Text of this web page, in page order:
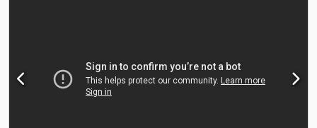
30% Bereifung vorne: 385/65 R 22.5 Bereifung hinten: 385/65 R
22.5 Letzte Inspektion: 2026-05-20 Weitere Informationen
Wenden Sie sich an Lastas Sales, um weitere Informationen zu